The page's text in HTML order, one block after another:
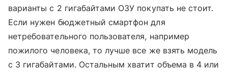
варианты с 2 гигабайтами ОЗУ покупать не стоит.
Если нужен бюджетный смартфон для
нетребовательного пользователя, например
пожилого человека, то лучше все же взять модель
с 3 гигабайтами. Остальным хватит объема в 4 или